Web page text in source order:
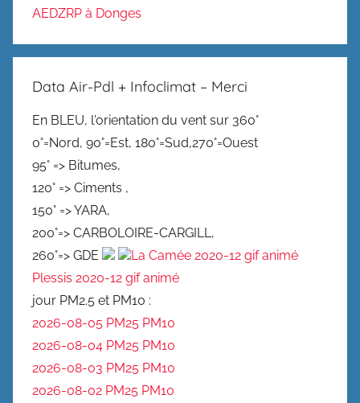
AEDZRP à Donges
Data Air-Pdl + Infoclimat – Merci
En BLEU, l'orientation du vent sur 360°
0°=Nord, 90°=Est, 180°=Sud,270°=Ouest
95° => Bitumes,
120° => Ciments ,
150° => YARA,
200°=> CARBOLOIRE-CARGILL,
260°=> GDE
La Camée 2020-12 gif animé
Plessis 2020-12 gif animé
jour PM2.5 et PM10 :
2026-08-05 PM25 PM10
2026-08-04 PM25 PM10
2026-08-03 PM25 PM10
2026-08-02 PM25 PM10